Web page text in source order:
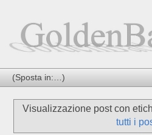
Visualizzazione post con
tutti i